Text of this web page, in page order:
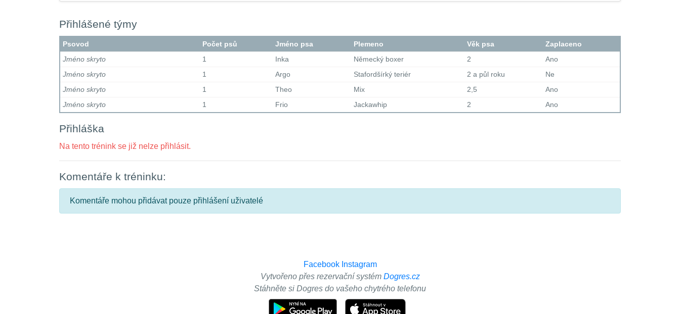
Přihlášené týmy
Psovod Počet psů Jméno psa Plemeno Věk psa
Zaplaceno
Jméno skryto
1 Inka Německý boxer 2
Ano
Jméno skryto
1 Argo Stafordšírký teriér 2 a půl roku
Ne
Jméno skryto
1 Theo Mix 2,5
Ano
Jméno skryto
1 Frio Jackawhip 2 Ano
Přihláška
Na tento trénink se již nelze přihlásit.
Komentáře k tréninku:
Komentáře mohou přidávat pouze přihlášení uživatelé
Facebook Instagram
Vytvořeno přes rezervační systém Dogres.cz
Stáhněte si Dogres do vašeho chytrého telefonu